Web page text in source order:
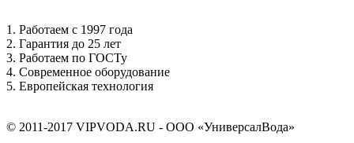
1. Работаем с 1997 года
2. Гарантия до 25 лет
3. Работаем по ГОСТу
4. Современное оборудование
5. Европейская технология
© 2011-2017 VIPVODA.RU - ООО «УниверсалВода»